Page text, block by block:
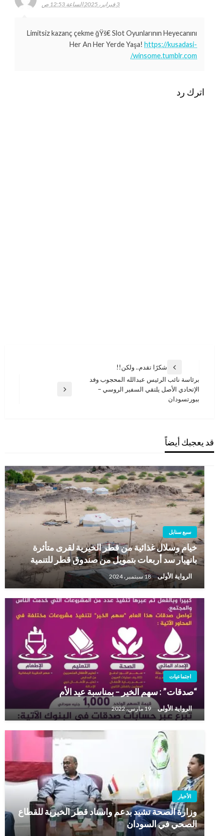
3 فبراير، 2025 الساعة 12:53 ص
Limitsiz kazanç çekme ğŸš€ Slot Oyunlarının Heyecanını
Her An Her Yerde Yaşa! https://kusadasi-
winsome.tumblr.com/
اترك رد
المقالات
المقالة
السابقة
شكرًا تقدم.. ولكن!!
المقالة
التالية
برئاسة نائب الرئيس عبدالله المحجوب وفد
الإتحادي الأصل يلتقي السفير الروسي –
ببورتسودان
قد يعجبك أيضاً
سبع سنابل
خيام وسلال غذائية من قطر الخيرية لقرى متأثرة
بانهيار سد أربعات بتمويل من صندوق قطر للتنمية
الرواية الأولى 18 سبتمبر، 2024
اجتماعيات
“صدقات” : سهم الخير – بمناسبة عيد الأم
الرواية الأولى 19 مارس، 2022
الأخبار
وزارة الصحة تشيد بدعم واسناد قطر الخيرية للقطاع
الصحي في السودان